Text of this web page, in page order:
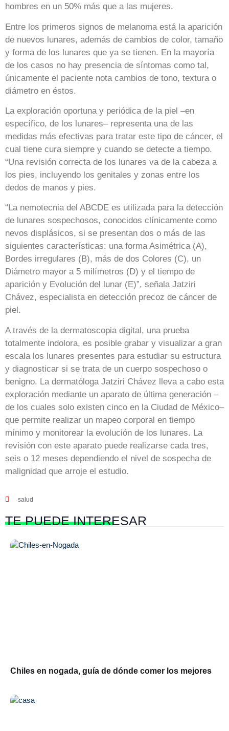
hombres en un 50% más que a las mujeres.
Entre los primeros signos de melanoma está la aparición
de nuevos lunares, además de cambios de color, tamaño
y forma de los lunares que ya se tienen. En la mayoría
de los casos no hay presencia de síntomas como tal,
únicamente el paciente nota cambios de tono, textura o
diámetro en éstos.
La exploración oportuna y periódica de la piel –en
específico, de los lunares– representa una de las
medidas más efectivas para tratar este tipo de cáncer, el
cual tiene cura siempre y cuando se detecte a tiempo.
“Una revisión correcta de los lunares va de la cabeza a
los pies, incluyendo los genitales y zonas entre los
dedos de manos y pies.
“La nemotecnia del ABCDE es utilizada para la detección
de lunares sospechosos, conocidos clínicamente como
nevos displásicos, si se presentan dos o más de las
siguientes características: una forma Asimétrica (A),
Bordes irregulares (B), más de dos Colores (C), un
Diámetro mayor a 5 milímetros (D) y el tiempo de
aparición y Evolución del lunar (E)”, señala Jatziri
Chávez, especialista en detección precoz de cáncer de
piel.
A través de la dermatoscopia digital, una prueba
totalmente indolora, es posible grabar y visualizar a gran
escala los lunares presentes para estudiar su estructura
y diagnosticar si se trata de un cuerpo sospechoso o
benigno. La dermatóloga Jatziri Chávez lleva a cabo esta
exploración mediante un aparato de última generación –
de los cuales solo existen cinco en la Ciudad de México–
que permite realizar un mapeo corporal en tiempo
mínimo y monitorear la evolución de los lunares. La
revisión con este aparato puede realizarse cada tres,
seis o 12 meses dependiendo el nivel de sospecha de
malignidad que arroje el estudio.
salud
TE PUEDEINTERESAR
Chiles en nogada, guía de dónde comer los mejores